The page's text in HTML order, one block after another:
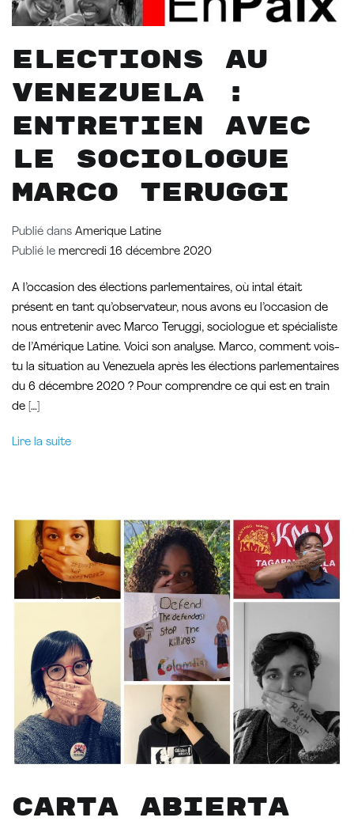
Elections au
Venezuela :
entretien avec
le sociologue
Marco Teruggi
Publié dans Amerique Latine
Publié le mercredi 16 décembre 2020
A l’occasion des élections parlementaires, où intal était
présent en tant qu’observateur, nous avons eu l’occasion de
nous entretenir avec Marco Teruggi, sociologue et spécialiste
de l’Amérique Latine. Voici son analyse. Marco, comment vois-
tu la situation au Venezuela après les élections parlementaires
du 6 décembre 2020 ? Pour comprendre ce qui est en train
de […]
Lire la suite
Carta abierta